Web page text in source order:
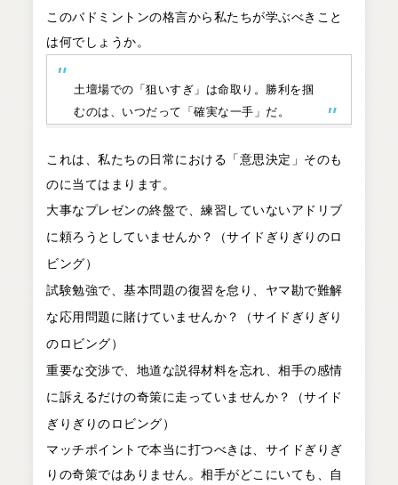
このバドミントンの格言から私たちが学ぶべきこと
は何でしょうか。
土壇場での「狙いすぎ」は命取り。勝利を掴
むのは、いつだって「確実な一手」だ。
これは、私たちの日常における「意思決定」そのも
のに当てはまります。
大事なプレゼンの終盤で、練習していないアドリブ
に頼ろうとしていませんか？（サイドぎりぎりのロ
ビング）
試験勉強で、基本問題の復習を怠り、ヤマ勘で難解
な応用問題に賭けていませんか？（サイドぎりぎり
のロビング）
重要な交渉で、地道な説得材料を忘れ、相手の感情
に訴えるだけの奇策に走っていませんか？（サイド
ぎりぎりのロビング）
マッチポイントで本当に打つべきは、サイドぎりぎ
りの奇策ではありません。相手がどこにいても、自